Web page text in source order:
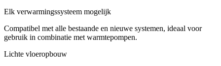
Elk verwarmingssysteem mogelijk
Compatibel met alle bestaande en nieuwe systemen, ideaal voor
gebruik in combinatie met warmtepompen.
Lichte vloeropbouw